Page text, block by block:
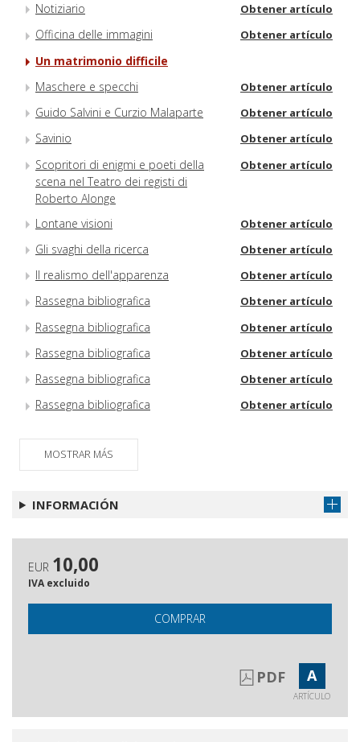
Notiziario Obtener artículo
Officina delle immagini Obtener artículo
Un matrimonio difficile
Maschere e specchi
Obtener artículo
Guido Salvini e Curzio Malaparte Obtener artículo
Savinio Obtener artículo
Scopritori di enigmi e poeti della
scena nel Teatro dei registi di
Roberto Alonge
Obtener artículo
Lontane visioni Obtener artículo
Gli svaghi della ricerca Obtener artículo
Il realismo dell'apparenza Obtener artículo
Rassegna bibliografica Obtener artículo
Rassegna bibliografica Obtener artículo
Rassegna bibliografica Obtener artículo
Rassegna bibliografica Obtener artículo
Rassegna bibliografica Obtener artículo
MOSTRAR MÁS
INFORMACIÓN
EUR 10,00
IVA excluido
COMPRAR
PDF A
ARTÍCULO